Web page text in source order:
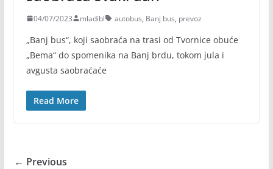
04/07/2023 mladibl autobus, Banj bus, prevoz
„Banj bus“, koji saobraća na trasi od Tvornice obuće
„Bema“ do spomenika na Banj brdu, tokom jula i
avgusta saobraćaće
Read More
← Previous